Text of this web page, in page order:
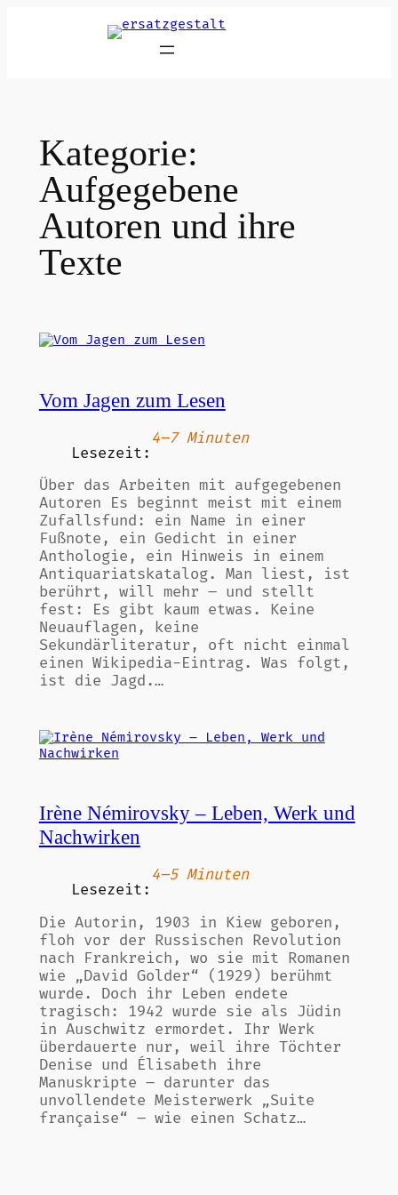
Kategorie:
Aufgegebene
Autoren und ihre
Texte
Vom Jagen zum Lesen
Lesezeit:
4–7 Minuten
Über das Arbeiten mit aufgegebenen
Autoren Es beginnt meist mit einem
Zufallsfund: ein Name in einer
Fußnote, ein Gedicht in einer
Anthologie, ein Hinweis in einem
Antiquariatskatalog. Man liest, ist
berührt, will mehr – und stellt
fest: Es gibt kaum etwas. Keine
Neuauflagen, keine
Sekundärliteratur, oft nicht einmal
einen Wikipedia-Eintrag. Was folgt,
ist die Jagd.…
Irène Némirovsky – Leben, Werk und
Nachwirken
Lesezeit:
4–5 Minuten
Die Autorin, 1903 in Kiew geboren,
floh vor der Russischen Revolution
nach Frankreich, wo sie mit Romanen
wie „David Golder“ (1929) berühmt
wurde. Doch ihr Leben endete
tragisch: 1942 wurde sie als Jüdin
in Auschwitz ermordet. Ihr Werk
überdauerte nur, weil ihre Töchter
Denise und Élisabeth ihre
Manuskripte – darunter das
unvollendete Meisterwerk „Suite
française“ – wie einen Schatz…